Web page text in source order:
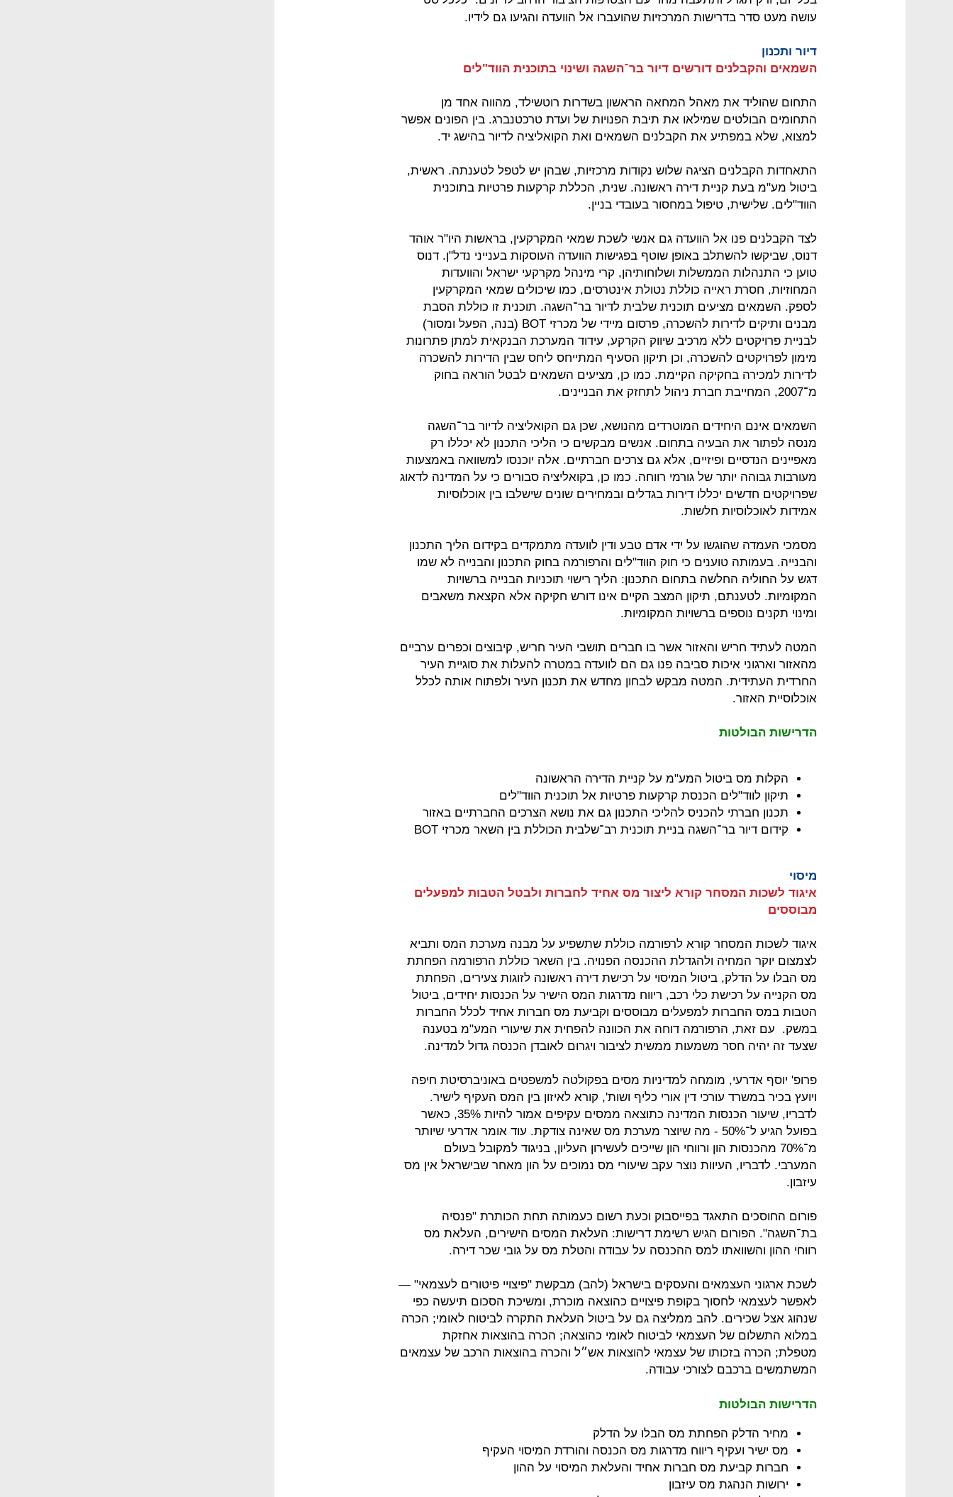
עושה מעט סדר בדרישות המרכזיות שהועברו אל הוועדה והגיעו גם לידיו.
דיור ותכנון
השמאים והקבלנים דורשים דיור בר־השגה ושינוי בתוכנית הווד"לים
התחום שהוליד את מאהל המחאה הראשון בשדרות רוטשילד, מהווה אחד מן
התחומים הבולטים שמילאו את תיבת הפנויות של ועדת טרכטנברג. בין הפונים אפשר
למצוא, שלא במפתיע את הקבלנים השמאים ואת הקואליציה לדיור בהישג יד.
התאחדות הקבלנים הציגה שלוש נקודות מרכזיות, שבהן יש לטפל לטענתה. ראשית,
ביטול מע"מ בעת קניית דירה ראשונה. שנית, הכללת קרקעות פרטיות בתוכנית
הווד"לים. שלישית, טיפול במחסור בעובדי בניין.
לצד הקבלנים פנו אל הוועדה גם אנשי לשכת שמאי המקרקעין, בראשות היו"ר אוהד
דנוס, שביקשו להשתלב באופן שוטף בפגישות הוועדה העוסקות בענייני נדל"ן. דנוס
טוען כי התנהלות הממשלות ושלוחותיהן, קרי מינהל מקרקעי ישראל והוועדות
המחוזיות, חסרת ראייה כוללת נטולת אינטרסים, כמו שיכולים שמאי המקרקעין
לספק. השמאים מציעים תוכנית שלבית לדיור בר־השגה. תוכנית זו כוללת הסבת
מבנים ותיקים לדירות להשכרה, פרסום מיידי של מכרזי BOT (בנה, הפעל ומסור)
לבניית פרויקטים ללא מרכיב שיווק הקרקע, עידוד המערכת הבנקאית למתן פתרונות
מימון לפרויקטים להשכרה, וכן תיקון הסעיף המתייחס ליחס שבין הדירות להשכרה
לדירות למכירה בחקיקה הקיימת. כמו כן, מציעים השמאים לבטל הוראה בחוק
מ־2007, המחייבת חברת ניהול לתחזק את הבניינים.
השמאים אינם היחידים המוטרדים מהנושא, שכן גם הקואליציה לדיור בר־השגה
מנסה לפתור את הבעיה בתחום. אנשים מבקשים כי הליכי התכנון לא יכללו רק
מאפיינים הנדסיים ופיזיים, אלא גם צרכים חברתיים. אלה יוכנסו למשוואה באמצעות
מעורבות גבוהה יותר של גורמי רווחה. כמו כן, בקואליציה סבורים כי על המדינה לדאוג
שפרויקטים חדשים יכללו דירות בגדלים ובמחירים שונים שישלבו בין אוכלוסיות
אמידות לאוכלוסיות חלשות.
מסמכי העמדה שהוגשו על ידי אדם טבע ודין לוועדה מתמקדים בקידום הליך התכנון
והבנייה. בעמותה טוענים כי חוק הווד"לים והרפורמה בחוק התכנון והבנייה לא שמו
דגש על החוליה החלשה בתחום התכנון: הליך רישוי תוכניות הבנייה ברשויות
המקומיות. לטענתם, תיקון המצב הקיים אינו דורש חקיקה אלא הקצאת משאבים
ומינוי תקנים נוספים ברשויות המקומיות.
המטה לעתיד חריש והאזור אשר בו חברים תושבי העיר חריש, קיבוצים וכפרים ערביים
מהאזור וארגוני איכות סביבה פנו גם הם לוועדה במטרה להעלות את סוגיית העיר
החרדית העתידית. המטה מבקש לבחון מחדש את תכנון העיר ולפתוח אותה לכלל
אוכלוסיית האזור.
הדרישות הבולטות
הקלות מס ביטול המע"מ על קניית הדירה הראשונה
תיקון לווד"לים הכנסת קרקעות פרטיות אל תוכנית הווד"לים
תכנון חברתי להכניס להליכי התכנון גם את נושא הצרכים החברתיים באזור
קידום דיור בר־השגה בניית תוכנית רב־שלבית הכוללת בין השאר מכרזי BOT
מיסוי
איגוד לשכות המסחר קורא ליצור מס אחיד לחברות ולבטל הטבות למפעלים
מבוססים
איגוד לשכות המסחר קורא לרפורמה כוללת שתשפיע על מבנה מערכת המס ותביא
לצמצום יוקר המחיה ולהגדלת ההכנסה הפנויה. בין השאר כוללת הרפורמה הפחתת
מס הבלו על הדלק, ביטול המיסוי על רכישת דירה ראשונה לזוגות צעירים, הפחתת
מס הקנייה על רכישת כלי רכב, ריווח מדרגות המס הישיר על הכנסות יחידים, ביטול
הטבות במס החברות למפעלים מבוססים וקביעת מס חברות אחיד לכלל החברות
במשק. עם זאת, הרפורמה דוחה את הכוונה להפחית את שיעורי המע"מ בטענה
שצעד זה יהיה חסר משמעות ממשית לציבור ויגרום לאובדן הכנסה גדול למדינה.
פרופ' יוסף אדרעי, מומחה למדיניות מסים בפקולטה למשפטים באוניברסיטת חיפה
ויועץ בכיר במשרד עורכי דין אורי כליף ושות', קורא לאיזון בין המס העקיף לישיר.
לדבריו, שיעור הכנסות המדינה כתוצאה ממסים עקיפים אמור להיות 35%, כאשר
בפועל הגיע ל־50% - מה שיוצר מערכת מס שאינה צודקת. עוד אומר אדרעי שיותר
מ־70% מהכנסות הון ורווחי הון שייכים לעשירון העליון, בניגוד למקובל בעולם
המערבי. לדבריו, העיוות נוצר עקב שיעורי מס נמוכים על הון מאחר שבישראל אין מס
עיזבון.
פורום החוסכים התאגד בפייסבוק וכעת רשום כעמותה תחת הכותרת "פנסיה
בת־השגה". הפורום הגיש רשימת דרישות: העלאת המסים הישירים, העלאת מס
רווחי ההון והשוואתו למס ההכנסה על עבודה והטלת מס על גובי שכר דירה.
לשכת ארגוני העצמאים והעסקים בישראל (להב) מבקשת "פיצויי פיטורים לעצמאי" —
לאפשר לעצמאי לחסוך בקופת פיצויים כהוצאה מוכרת, ומשיכת הסכום תיעשה כפי
שנהוג אצל שכירים. להב ממליצה גם על ביטול העלאת התקרה לביטוח לאומי; הכרה
במלוא התשלום של העצמאי לביטוח לאומי כהוצאה; הכרה בהוצאות אחזקת
מטפלת; הכרה בזכותו של עצמאי להוצאות אש״ל והכרה בהוצאות הרכב של עצמאים
המשתמשים ברכבם לצורכי עבודה.
הדרישות הבולטות
מחיר הדלק הפחתת מס הבלו על הדלק
מס ישיר ועקיף ריווח מדרגות מס הכנסה והורדת המיסוי העקיף
חברות קביעת מס חברות אחיד והעלאת המיסוי על ההון
ירושות הנהגת מס עיזבון